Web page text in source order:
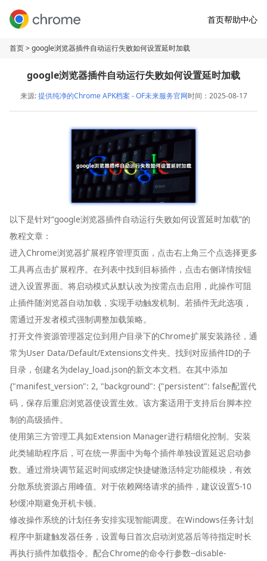
首页帮助中心
首页> google浏览器插件自动运行失败如何设置延时加载
google浏览器插件自动运行失败如何设置延时加载
来源:提供纯净的Chrome APK档案 - OF未来服务官网时间：2025-08-17
以下是针对“google浏览器插件自动运行失败如何设置延时加载”的
教程文章：
进入Chrome浏览器扩展程序管理页面，点击右上角三个点选择更多
工具再点击扩展程序。在列表中找到目标插件，点击右侧详情按钮
进入设置界面。将启动模式从默认改为按需点击启用，此操作可阻
止插件随浏览器自动加载，实现手动触发机制。若插件无此选项，
需通过开发者模式强制调整加载策略。
打开文件资源管理器定位到用户目录下的Chrome扩展安装路径，通
常为User Data/Default/Extensions文件夹。找到对应插件ID的子
目录，创建名为delay_load.json的新文本文档。在其中添加
{"manifest_version": 2, "background": {"persistent": false配置代
码，保存后重启浏览器使设置生效。该方案适用于支持后台脚本控
制的高级插件。
使用第三方管理工具如Extension Manager进行精细化控制。安装
此类辅助程序后，可在统一界面中为每个插件单独设置延迟启动参
数。通过滑块调节延迟时间或绑定快捷键激活特定功能模块，有效
分散系统资源占用峰值。对于依赖网络请求的插件，建议设置5-10
秒缓冲期避免开机卡顿。
修改操作系统的计划任务安排实现智能调度。在Windows任务计划
程序中新建触发器任务，设置每日首次启动浏览器后等待指定时长
再执行插件加载指令。配合Chrome的命令行参数--disable-